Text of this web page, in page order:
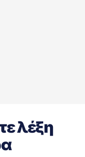
λέξη